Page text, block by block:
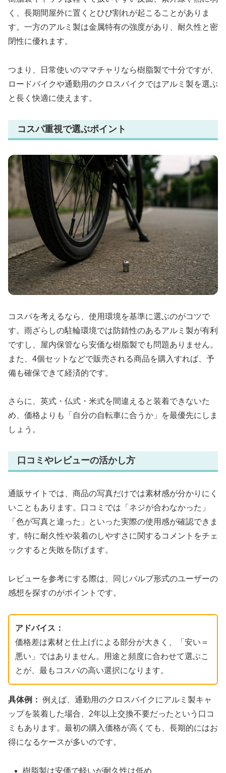
く、長期間屋外に置くとひび割れが起こることがありま
す。一方のアルミ製は金属特有の強度があり、耐久性と密
閉性に優れます。
つまり、日常使いのママチャリなら樹脂製で十分ですが、
ロードバイクや通勤用のクロスバイクではアルミ製を選ぶ
と長く快適に使えます。
コスパ重視で選ぶポイント
コスパを考えるなら、使用環境を基準に選ぶのがコツで
す。雨ざらしの駐輪環境では防錆性のあるアルミ製が有利
ですし、屋内保管なら安価な樹脂製でも問題ありません。
また、4個セットなどで販売される商品を購入すれば、予
備も確保できて経済的です。
さらに、英式・仏式・米式を間違えると装着できないた
め、価格よりも「自分の自転車に合うか」を最優先にしま
しょう。
口コミやレビューの活かし方
通販サイトでは、商品の写真だけでは素材感が分かりにく
いこともあります。口コミでは「ネジが合わなかった」
「色が写真と違った」といった実際の使用感が確認できま
す。特に耐久性や装着のしやすさに関するコメントをチェ
ックすると失敗を防げます。
レビューを参考にする際は、同じバルブ形式のユーザーの
感想を探すのがポイントです。
アドバイス：
価格差は素材と仕上げによる部分が大きく、「安い＝
悪い」ではありません。用途と頻度に合わせて選ぶこ
とが、最もコスパの高い選択になります。
具体例： 例えば、通勤用のクロスバイクにアルミ製キャ
ップを装着した場合、2年以上交換不要だったという口コ
ミもあります。最初の購入価格が高くても、長期的にはお
得になるケースが多いのです。
樹脂製は安価で軽いが耐久性は低め